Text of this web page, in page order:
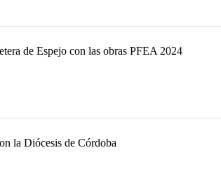
de Espejo con las obras PFEA 2024
la Diócesis de Córdoba